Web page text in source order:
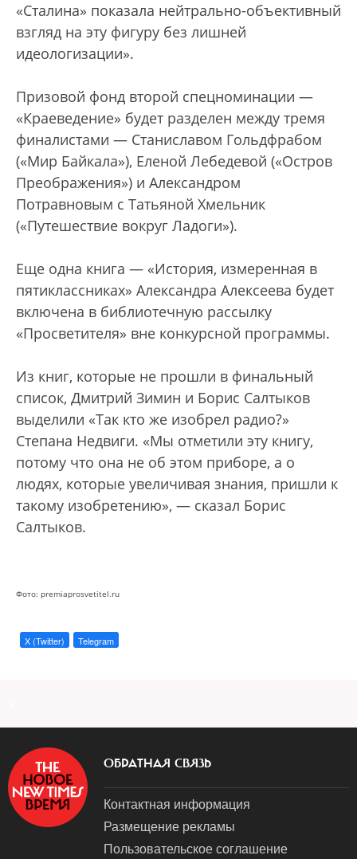
«Сталина» показала нейтрально-объективный
взгляд на эту фигуру без лишней
идеологизации».
Призовой фонд второй спецноминации —
«Краеведение» будет разделен между тремя
финалистами — Станиславом Гольдфрабом
(«Мир Байкала»), Еленой Лебедевой («Остров
Преображения») и Александром
Потравновым с Татьяной Хмельник
(«Путешествие вокруг Ладоги»).
Еще одна книга — «История, измеренная в
пятиклассниках» Александра Алексеева будет
включена в библиотечную рассылку
«Просветителя» вне конкурсной программы.
Из книг, которые не прошли в финальный
список, Дмитрий Зимин и Борис Салтыков
выделили «Так кто же изобрел радио?»
Степана Недвиги. «Мы отметили эту книгу,
потому что она не об этом приборе, а о
людях, которые увеличивая знания, пришли к
такому изобретению», — сказал Борис
Салтыков.
Фото: premiaprosvetitel.ru
X (Twitter) Telegram
ОБРАТНАЯ СВЯЗЬ
Контактная информация
Размещение рекламы
Пользовательское соглашение